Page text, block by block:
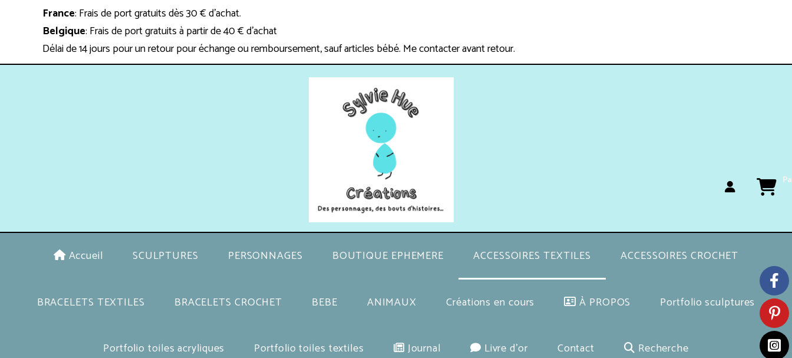
France: Frais de port gratuits dès 30 € d'achat.
Belgique: Frais de port gratuits à partir de 40 € d'achat
Délai de 14 jours pour un retour pour échange ou remboursement, sauf articles bébé. Me contacter avant retour.
Accueil SCULPTURES PERSONNAGES BOUTIQUE EPHEMERE ACCESSOIRES TEXTILES ACCESSOIRES CROCHET
BRACELETS TEXTILES BRACELETS CROCHET BEBE ANIMAUX Créations en cours À PROPOS Portfolio sculptures
Portfolio toiles acryliques Portfolio toiles textiles Journal Livre d'or Contact Recherche